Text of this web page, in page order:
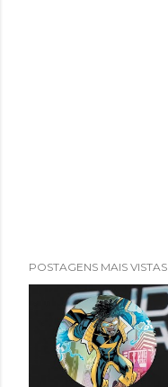
POSTAGENS MAIS VISTAS